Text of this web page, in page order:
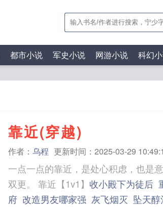
都市小说 军史小说 网游小说 科幻
靠近(穿越)
作者： 乌程 更新时间：2025-03-29
一点一点的靠近，是处心积虑，也是
双更。 靠近【1v1】 收小殿下为徒后
府 改造男友哪家强 灰飞烟灭 坠天醇